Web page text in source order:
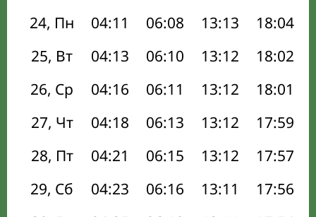
24, Пн
04:11 06:08 13:13 18:04
25, Вт
04:13 06:10 13:12 18:02
26, Ср
04:16 06:11 13:12 18:01
27, Чт
04:18 06:13 13:12 17:59
28, Пт
04:21 06:15 13:12 17:57
29, Сб
04:23 06:16 13:11 17:56